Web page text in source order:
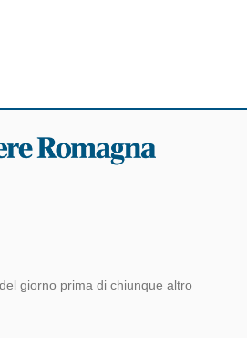
giorno prima di chiunque altro